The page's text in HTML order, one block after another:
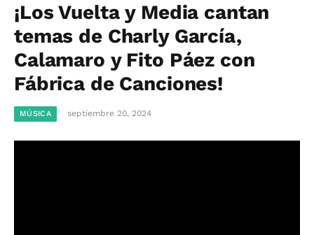
¡Los Vuelta y Media cantan
temas de Charly García,
Calamaro y Fito Páez con
Fábrica de Canciones!
MÚSICA septiembre 20, 2024